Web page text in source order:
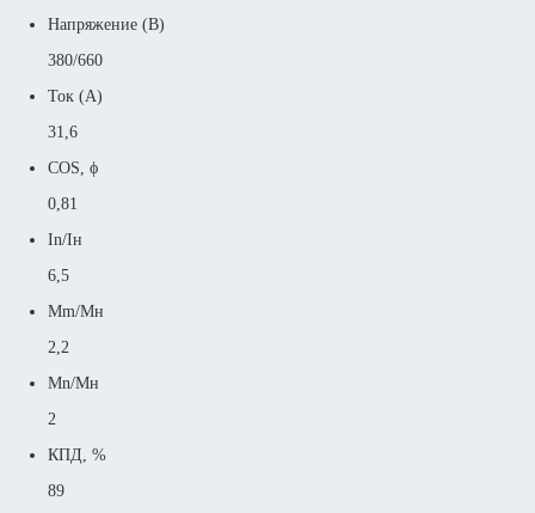
Напряжение (В)
380/660
Ток (А)
31,6
COS, ϕ
0,81
In/Iн
6,5
Mm/Mн
2,2
Mn/Mн
2
КПД, %
89